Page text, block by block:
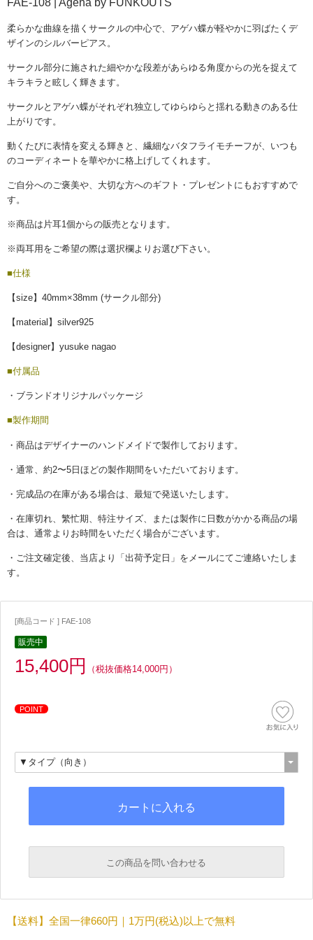
FAE-108 | Ageha by FUNKOUTS
柔らかな曲線を描くサークルの中心で、アゲハ蝶が軽やかに羽ばたくデ
ザインのシルバーピアス。
サークル部分に施された細やかな段差があらゆる角度からの光を捉えて
キラキラと眩しく輝きます。
サークルとアゲハ蝶がそれぞれ独立してゆらゆらと揺れる動きのある仕
上がりです。
動くたびに表情を変える輝きと、繊細なバタフライモチーフが、いつも
のコーディネートを華やかに格上げしてくれます。
ご自分へのご褒美や、大切な方へのギフト・プレゼントにもおすすめで
す。
※商品は片耳1個からの販売となります。
※両耳用をご希望の際は選択欄よりお選び下さい。
■仕様
【size】40mm×38mm (サークル部分)
【material】silver925
【designer】yusuke nagao
■付属品
・ブランドオリジナルパッケージ
■製作期間
・商品はデザイナーのハンドメイドで製作しております。
・通常、約2〜5日ほどの製作期間をいただいております。
・完成品の在庫がある場合は、最短で発送いたします。
・在庫切れ、繁忙期、特注サイズ、または製作に日数がかかる商品の場
合は、通常よりお時間をいただく場合がございます。
・ご注文確定後、当店より「出荷予定日」をメールにてご連絡いたしま
す。
[商品コード ] FAE-108
販売中
15,400円 （税抜価格14,000円）
POINT
この商品を問い合わせる
【送料】全国一律660円｜1万円(税込)以上で無料